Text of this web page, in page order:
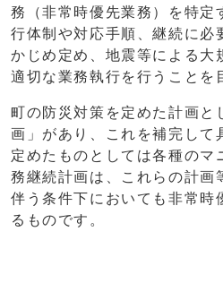
務（非常時優先業務）を特定
行体制や対応手順、継続に必
かじめ定め、地震等による大
適切な業務執行を行うことを
町の防災対策を定めた計画と
画」があり、これを補完して
定めたものとしては各種のマ
務継続計画は、これらの計画
伴う条件下においても非常時
るものです。